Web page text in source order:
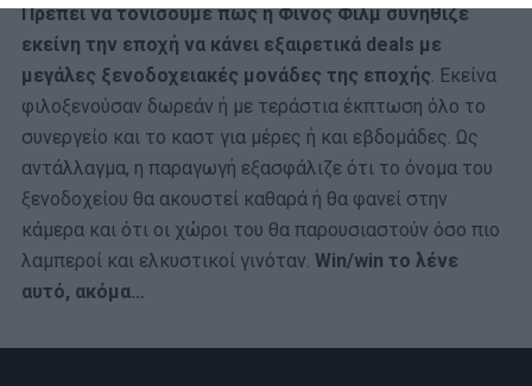
Πρέπει να τονίσουμε πως η Φίνος Φιλμ συνήθιζε
εκείνη την εποχή να κάνει εξαιρετικά deals με
μεγάλες ξενοδοχειακές μονάδες της εποχής . Εκείνα
φιλοξενούσαν δωρεάν ή με τεράστια έκπτωση όλο το
συνεργείο και το καστ για μέρες ή και εβδομάδες. Ως
αντάλλαγμα, η παραγωγή εξασφάλιζε ότι το όνομα του
ξενοδοχείου θα ακουστεί καθαρά ή θα φανεί στην
κάμερα και ότι οι χώροι του θα παρουσιαστούν όσο πιο
λαμπεροί και ελκυστικοί γινόταν. Win/win το λένε
αυτό, ακόμα…